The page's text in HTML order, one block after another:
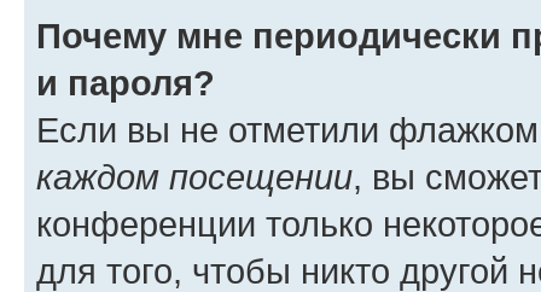
Почему мне периодически
и пароля?
Если вы не отметили
каждом посещении, вы
конференции только
для того, чтобы никто другой